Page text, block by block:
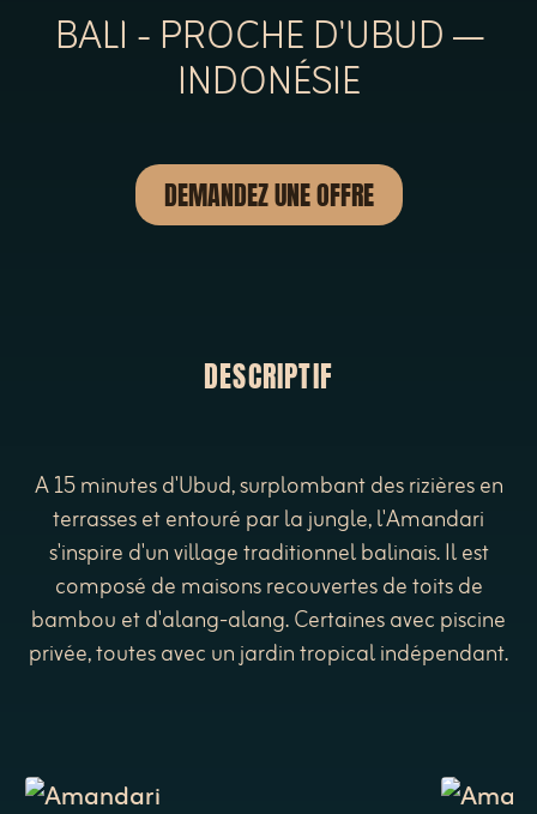
BALI - PROCHE D'UBUD —
INDONÉSIE
DEMANDEZ UNE OFFRE
DESCRIPTIF
A 15 minutes d'Ubud, surplombant des rizières en
terrasses et entouré par la jungle, l'Amandari
s'inspire d'un village traditionnel balinais. Il est
composé de maisons recouvertes de toits de
bambou et d'alang-alang. Certaines avec piscine
privée, toutes avec un jardin tropical indépendant.